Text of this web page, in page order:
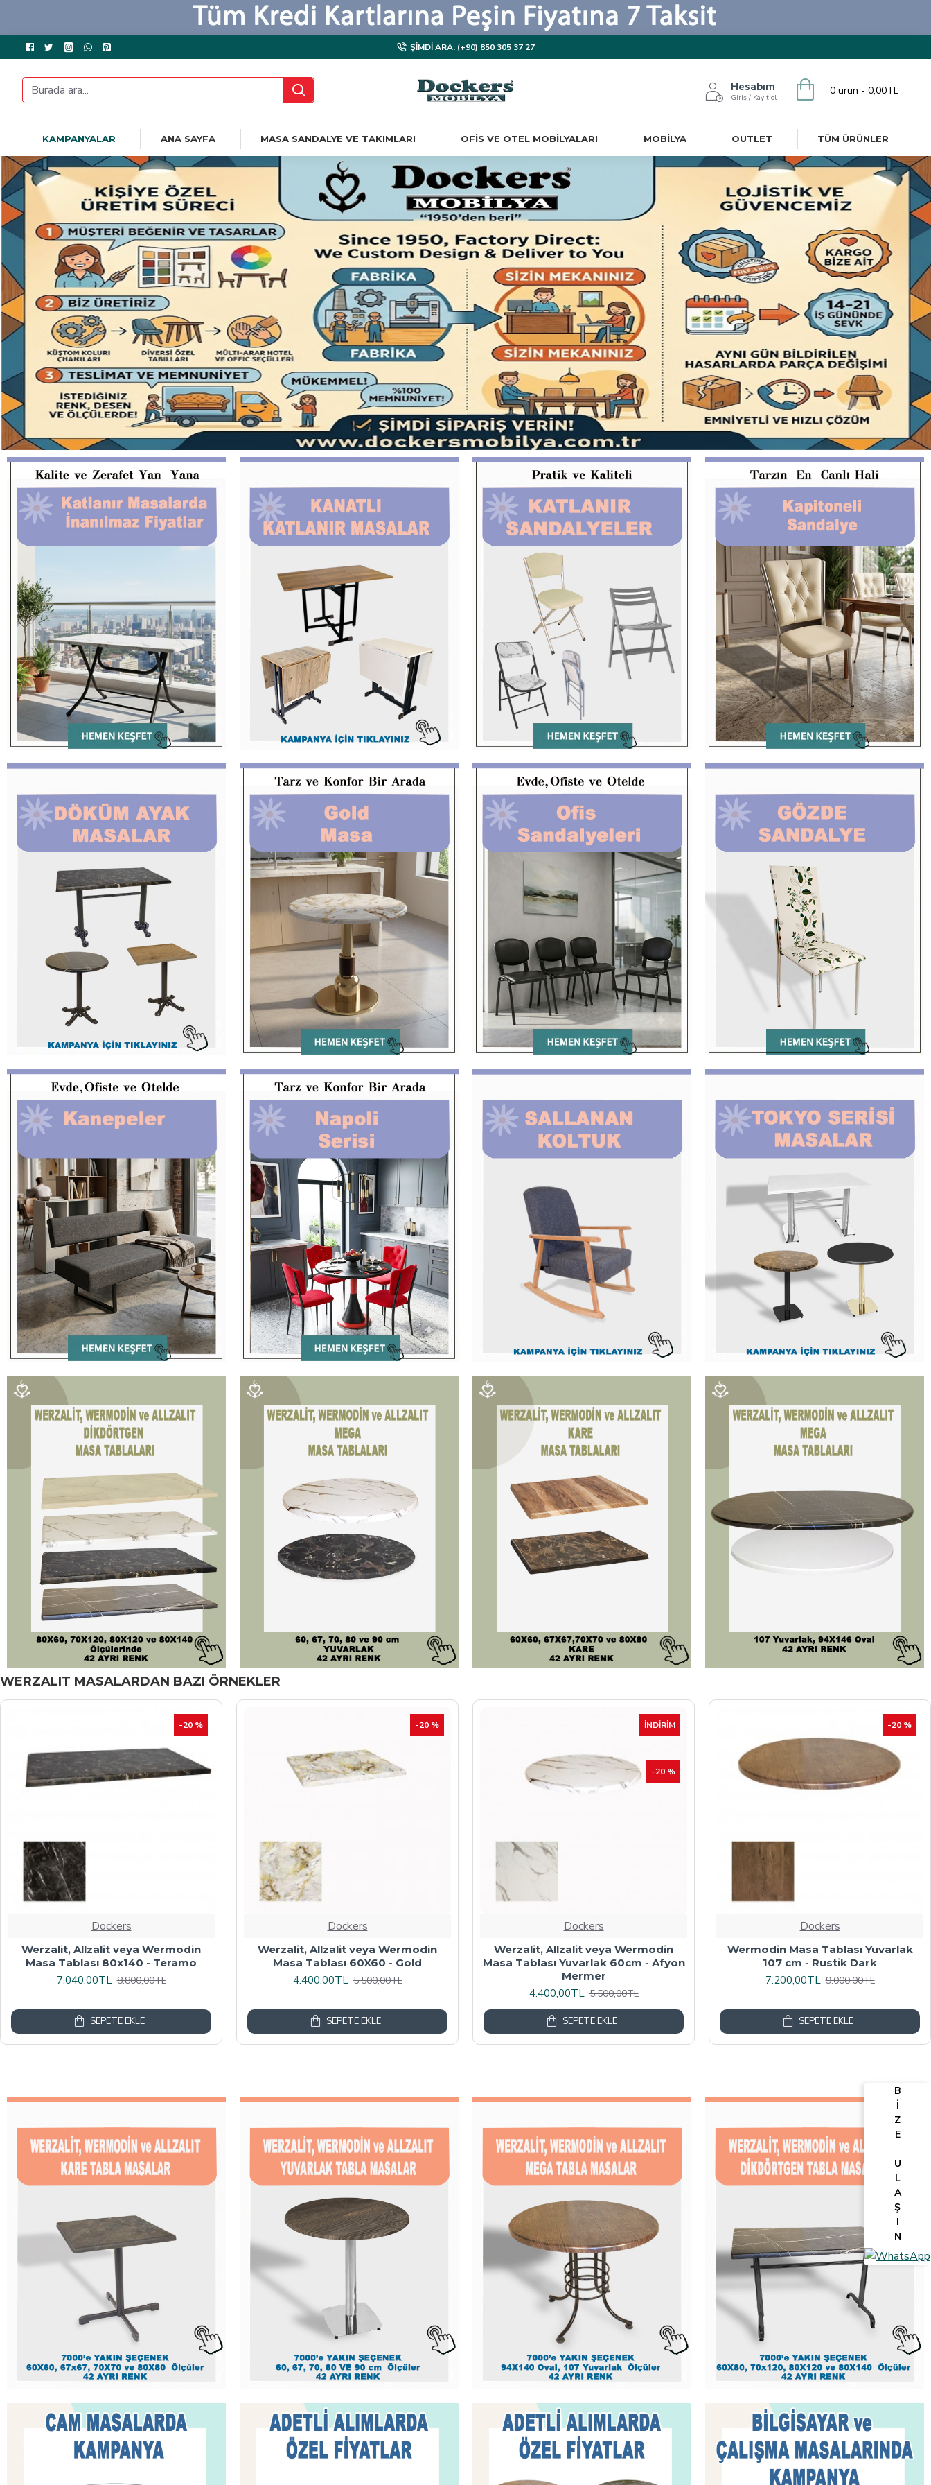
ŞIMDI ARA: (+90) 850 305 37 27
Hesabım
Giriş / Kayıt ol
0 ürün - 0,00TL
KAMPANYALAR ANA SAYFA MASA SANDALYE VE TAKIMLARI OFIS VE OTEL MOBILYALARI MOBILYA OUTLET TÜM ÜRÜNLER
WERZALIT MASALARDAN BAZI ÖRNEKLER
-20 %
Dockers
Werzalit veya Wermodin Masa
Tablası Oval 94x146 - Indiana Wood
8.000,00TL 10.000,00TL
SEPETE EKLE
-20 %
Dockers
Wermodin Masa Tablası 80X60 -
Akçaağaç
4.800,00TL 6.000,00TL
SEPETE EKLE
-20 %
Dockers
Wermodin Masa Tablası Dalgalı Kare
67x67 cm - Karacabey Mermer
4.800,00TL 6.000,00TL
SEPETE EKLE
İNDIRIM
-20 %
Dockers
Werzalit, Allzalit veya Wermodin
Masa Tablası 70X120 - Afyon Mermer
6.080,00TL 7.600,00TL
SEPETE EKLE
B
İ
Z
E
U
L
A
Ş
I
N